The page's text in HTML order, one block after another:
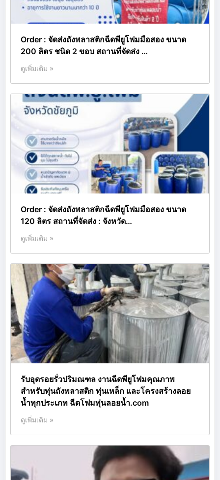
Order : จัดส่งถังพลาสติกฉีดพียูโฟมมือสอง ขนาด
200 ลิตร ชนิด 2 ขอบ สถานที่จัดส่ง …
ดูเพิ่มเติม »
Order : จัดส่งถังพลาสติกฉีดพียูโฟมมือสอง ขนาด
120 ลิตร สถานที่จัดส่ง : จังหวัด…
ดูเพิ่มเติม »
รับอุดรอยรั่วปริมณฑล งานฉีดพียูโฟมคุณภาพ
สำหรับทุ่นถังพลาสติก ทุ่นเหล็ก และโครงสร้างลอย
น้ำทุกประเภท ฉีดโฟมทุ่นลอยน้ำ.com
ดูเพิ่มเติม »